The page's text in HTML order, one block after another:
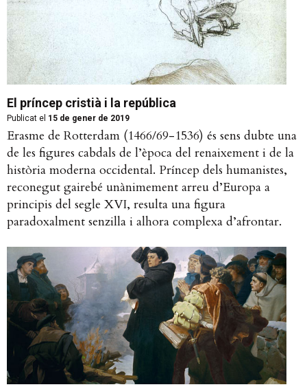
El príncep cristià i la república
Publicat el 15 de gener de 2019
Erasme de Rotterdam (1466/69-1536) és sens dubte una
de les figures cabdals de l’època del renaixement i de la
història moderna occidental. Príncep dels humanistes,
reconegut gairebé unànimement arreu d’Europa a
principis del segle XVI, resulta una figura
paradoxalment senzilla i alhora complexa d’afrontar.